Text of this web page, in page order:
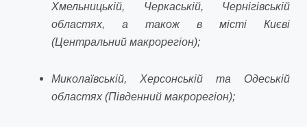
Хмельницькій, Черкаській, Чернігівській
областях, а також в місті Києві
(Центральний макрорегіон);
Миколаївській, Херсонській та Одеській
областях (Південний макрорегіон);